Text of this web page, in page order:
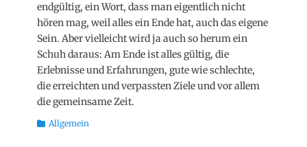
endgültig, ein Wort, dass man eigentlich nicht
hören mag, weil alles ein Ende hat, auch das eigene
Sein. Aber vielleicht wird ja auch so herum ein
Schuh daraus: Am Ende ist alles gültig, die
Erlebnisse und Erfahrungen, gute wie schlechte,
die erreichten und verpassten Ziele und vor allem
die gemeinsame Zeit.
Kategorien
Allgemein